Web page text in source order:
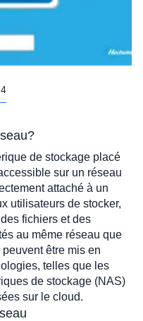
de stockage placé
sur un réseau
attaché à un
utilisateurs de stocker,
fichiers et des
au même réseau que
être mis en
telles que les
de stockage (NAS)
sur le cloud.